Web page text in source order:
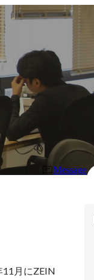
Message
月にZEIN